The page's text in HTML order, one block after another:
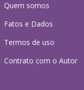
Quem somos
Fatos e Dados
Termos de uso
Contrato com o Autor